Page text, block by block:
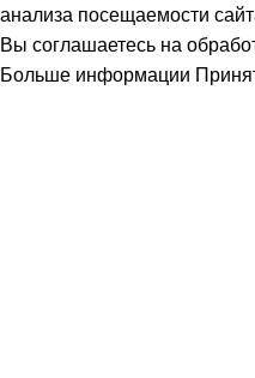
анализа посещаемости
Вы соглашаетесь на
Больше информации